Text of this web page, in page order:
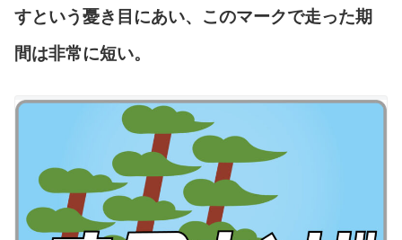
すという憂き目にあい、このマークで走った期
間は非常に短い。